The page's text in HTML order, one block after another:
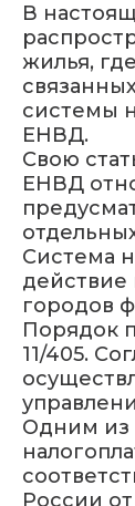
В
жилья,
системы
ЕНВД.
Свою
ЕНВД
Система
действие
городов
Порядок
11/405.
Одним из
России